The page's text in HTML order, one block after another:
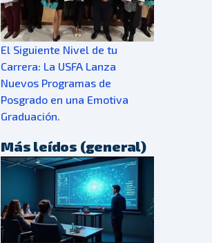
El Siguiente Nivel de tu
Carrera: La USFA Lanza
Nuevos Programas de
Posgrado en una Emotiva
Graduación.
Más leídos (general)